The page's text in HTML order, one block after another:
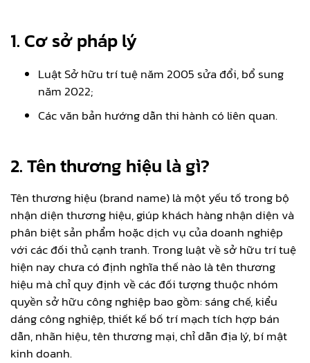
1. Cơ sở pháp lý
Luật Sở hữu trí tuệ năm 2005 sửa đổi, bổ sung
năm 2022;
Các văn bản hướng dẫn thi hành có liên quan.
2.Tên thương hiệu là gì?
Tên thương hiệu (brand name) là một yếu tố trong bộ
nhận diện thương hiệu, giúp khách hàng nhận diện và
phân biệt sản phẩm hoặc dịch vụ của doanh nghiệp
với các đối thủ cạnh tranh. Trong luật về sở hữu trí tuệ
hiện nay chưa có định nghĩa thế nào là tên thương
hiệu mà chỉ quy định về các đối tượng thuộc nhóm
quyền sở hữu công nghiệp bao gồm: sáng chế, kiểu
dáng công nghiệp, thiết kế bố trí mạch tích hợp bán
dẫn, nhãn hiệu, tên thương mại, chỉ dẫn địa lý, bí mật
kinh doanh.